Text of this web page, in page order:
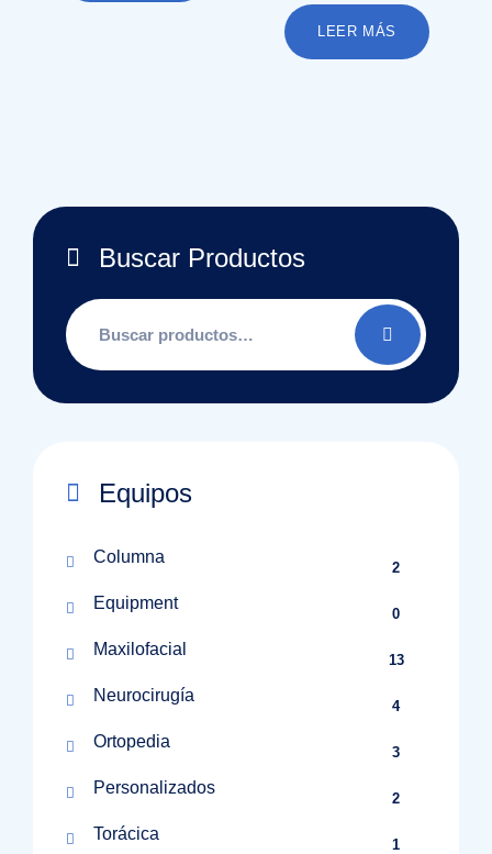
LEER MÁS
Buscar Productos
Buscar
por:
Equipos
Columna
2
Equipment
0
Maxilofacial
13
Neurocirugía
4
Ortopedia
3
Personalizados
2
Torácica
1